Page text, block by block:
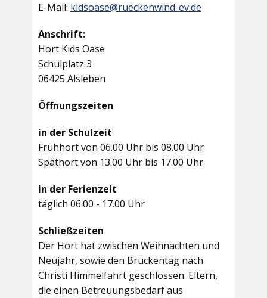
E-Mail: kidsoase@rueckenwind-ev.de
Anschrift:
Hort Kids Oase
Schulplatz 3
06425 Alsleben
Öffnungszeiten
in der Schulzeit
Frühhort von 06.00 Uhr bis 08.00 Uhr
Späthort von 13.00 Uhr bis 17.00 Uhr
in der Ferienzeit
täglich 06.00 - 17.00 Uhr
Schließzeiten
Der Hort hat zwischen Weihnachten und
Neujahr, sowie den Brückentag nach
Christi Himmelfahrt geschlossen. Eltern,
die einen Betreuungsbedarf aus